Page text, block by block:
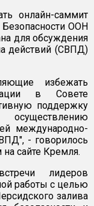
онлайн-саммит
Безопасности ООН
для обсуждения
действий (СВПД)
избежать
в Совете
поддержку
международно-
- говорилось
сайте Кремля.
лидеров
работы с целью
залива